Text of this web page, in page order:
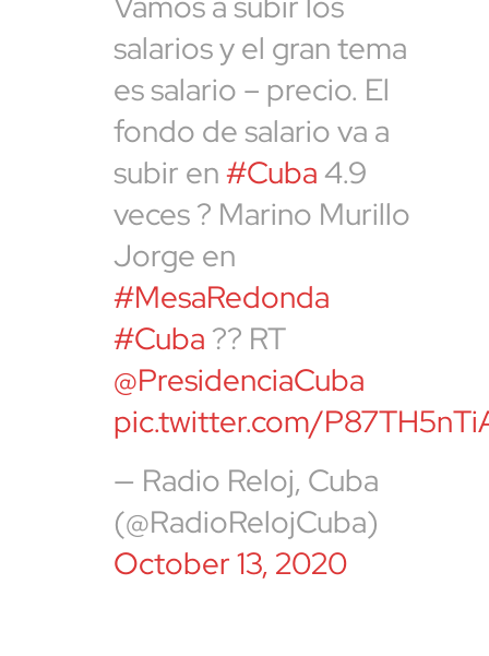
salarios y el gran tema
es salario – precio. El
fondo de salario va a
subir en#Cuba4.9
veces ? Marino Murillo
Jorge en
#MesaRedonda
#Cuba ?? RT
@PresidenciaCuba
pic.twitter.com/
— Radio Reloj, Cuba
(@RadioRelojCuba)
October 13, 2020